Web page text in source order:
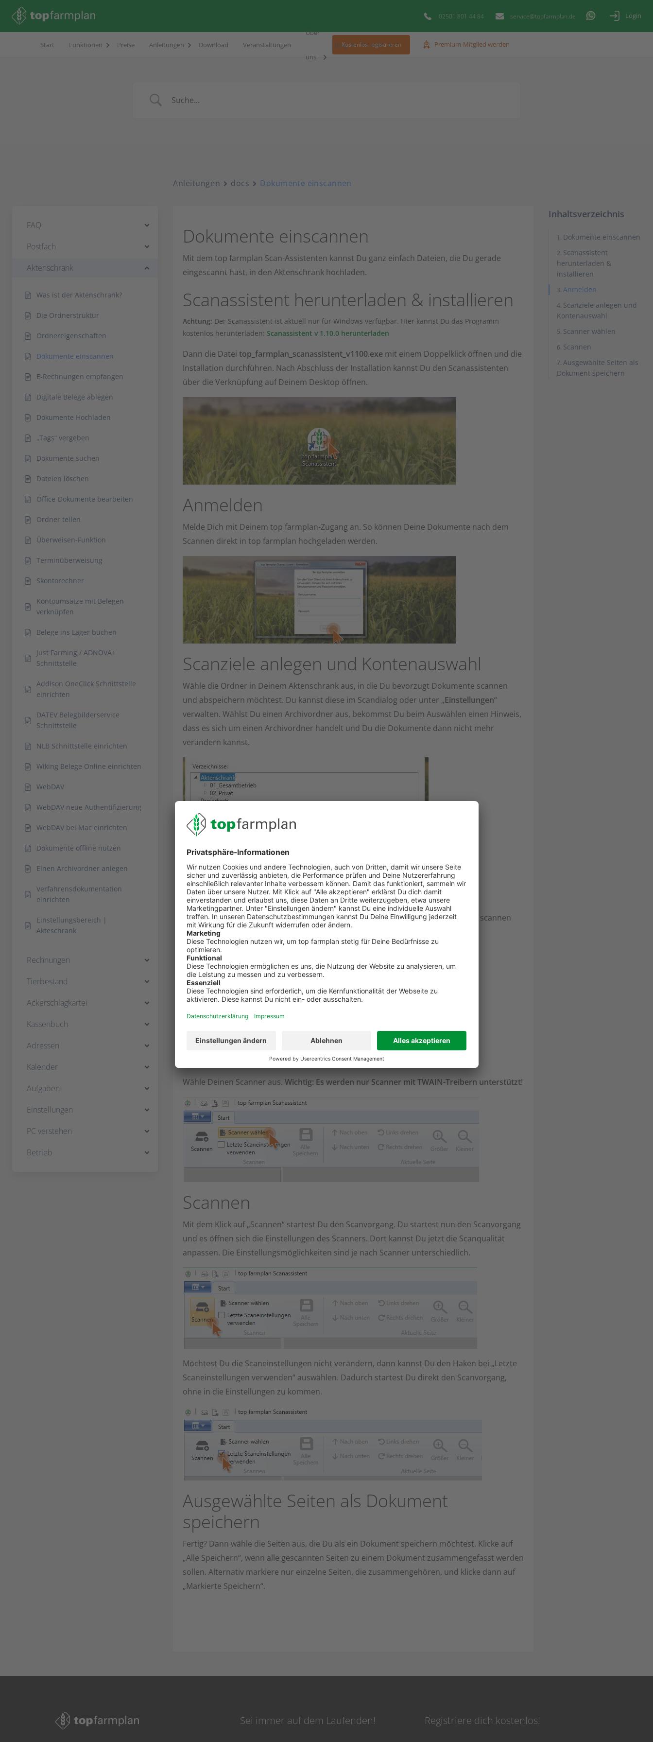
02501 801 44 84 service@topfarmplan.de Login
Start Funktionen Preise Anleitungen Download Veranstaltungen
Über
uns
Blog Kontakt
Kostenlos registrieren Premium-Mitglied werden
FAQ
Postfach
Aktenschrank
Was ist der Aktenschrank?
Die Ordnerstruktur
Ordnereigenschaften
Dokumente einscannen
E-Rechnungen empfangen
Digitale Belege ablegen
Dokumente Hochladen
„Tags“ vergeben
Dokumente suchen
Dateien löschen
Office-Dokumente bearbeiten
Ordner teilen
Überweisen-Funktion
Terminüberweisung
Skontorechner
Kontoumsätze mit Belegen
verknüpfen
Belege ins Lager buchen
Just Farming / ADNOVA+
Schnittstelle
Addison OneClick Schnittstelle
einrichten
DATEV Belegbilderservice
Schnittstelle
NLB Schnittstelle einrichten
Wiking Belege Online einrichten
WebDAV
WebDAV neue Authentifizierung
WebDAV bei Mac einrichten
Dokumente offline nutzen
Einen Archivordner anlegen
Verfahrensdokumentation
einrichten
Einstellungsbereich |
Akteschrank
Rechnungen
Tierbestand
Ackerschlagkartei
Kassenbuch
Adressen
Kalender
Aufgaben
Einstellungen
PC verstehen
Betrieb
Anleitungen docs Dokumente einscannen
Dokumente einscannen
Mit dem top farmplan Scan-Assistenten kannst Du ganz einfach Dateien, die Du gerade
eingescannt hast, in den Aktenschrank hochladen.
Scanassistent herunterladen & installieren
Achtung: Der Scanassistent ist aktuell nur für Windows verfügbar. Hier kannst Du das Programm
kostenlos herunterladen: Scanassistent v 1.10.0 herunterladen
Dann die Datei top_farmplan_scanassistent_v1100.exemit einem Doppelklick öffnen und die
Installation durchführen. Nach Abschluss der Installation kannst Du den Scanassistenten
über die Verknüpfung auf Deinem Desktop öffnen.
Anmelden
Melde Dich mit Deinem top farmplan-Zugang an. So können Deine Dokumente nach dem
Scannen direkt in top farmplan hochgeladen werden.
Scanziele anlegen und Kontenauswahl
Wähle die Ordner in Deinem Aktenschrank aus, in die Du bevorzugt Dokumente scannen
und abspeichern möchtest. Du kannst diese im Scandialog oder unter „Einstellungen“
verwalten. Wählst Du einen Archivordner aus, bekommst Du beim Auswählen einen Hinweis,
dass es sich um einen Archivordner handelt und Du die Dokumente dann nicht mehr
verändern kannst.
Als Mitbenutzer kannst Du zusätzlich zum Scan-Ziel auch den Account, in den Du scannen
möchtest, auswählen.
Scanner wählen
Wähle Deinen Scanner aus. Wichtig: Es werden nur Scanner mit TWAIN-Treibern unterstützt!
Scannen
Mit dem Klick auf „Scannen“ startest Du den Scanvorgang. Du startest nun den Scanvorgang
und es öffnen sich die Einstellungen des Scanners. Dort kannst Du jetzt die Scanqualität
anpassen. Die Einstellungsmöglichkeiten sind je nach Scanner unterschiedlich.
Möchtest Du die Scaneinstellungen nicht verändern, dann kannst Du den Haken bei „Letzte
Scaneinstellungen verwenden“ auswählen. Dadurch startest Du direkt den Scanvorgang,
ohne in die Einstellungen zu kommen.
Ausgewählte Seiten als Dokument
speichern
Fertig? Dann wähle die Seiten aus, die Du als ein Dokument speichern möchtest. Klicke auf
„Alle Speichern“, wenn alle gescannten Seiten zu einem Dokument zusammengefasst werden
sollen. Alternativ markiere nur einzelne Seiten, die zusammengehören, und klicke dann auf
„Markierte Speichern“.
Inhaltsverzeichnis
Dokumente einscannen
Scanassistent
herunterladen &
installieren
Anmelden
Scanziele anlegen und
Kontenauswahl
Scanner wählen
Scannen
Ausgewählte Seiten als
Dokument speichern
Sei immer auf dem Laufenden! Registriere dich kostenlos!